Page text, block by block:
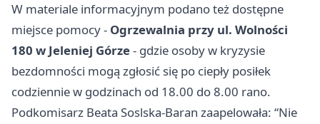
W materiale informacyjnym podano też dostępne
miejsce pomocy - Ogrzewalnia przy ul. Wolności
180 w Jeleniej Górze- gdzie osoby w kryzysie
bezdomności mogą zgłosić się po ciepły posiłek
codziennie w godzinach od 18.00 do 8.00 rano.
Podkomisarz Beata Soslska-Baran zaapelowała: “Nie